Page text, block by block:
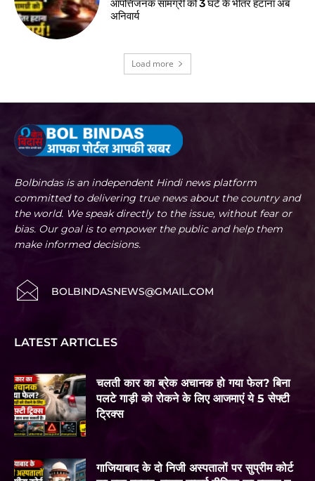
आपत्तिजनक सामग्री को 3 घंटे के भीतर हटाना अब
अनिवार्य
Load more
Bolbindas is an independent Hindi news platform
committed to delivering true news about the country and
the world. We speak directly to the issue, without fear or
bias. Our goal is to empower the public and help them
make informed decisions.
BOLBINDASNEWS@GMAIL.COM
LATEST ARTICLES
चलती कार का ब्रेक अचानक हो गया फेल? बिना
पलटे गाड़ी को रोकने के लिए आजमाएं ये 5 सेफ्टी
ट्रिक्स
गाजियाबाद के दो निजी अस्पतालों पर सुप्रीम कोर्ट